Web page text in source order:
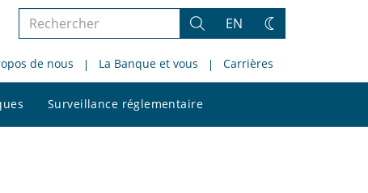
Rechercher
le
site
Rechercher
EN
Changez
thème
de nous La Banque et vous Carrières
Surveillance réglementaire
le